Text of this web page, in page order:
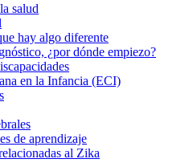
salud
hay algo diferente
¿por dónde empiezo?
en la Infancia (ECI)
de aprendizaje
al Zika